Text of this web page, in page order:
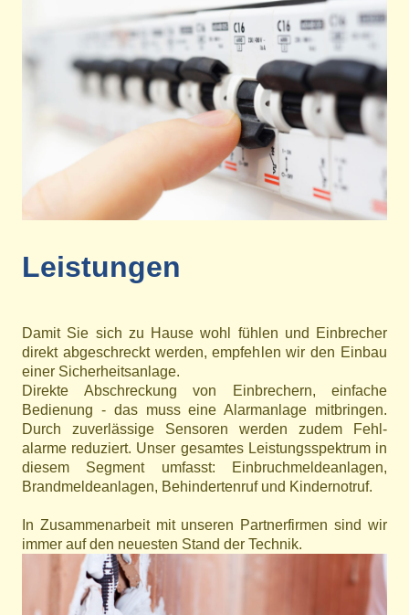
Leistungen
Damit Sie sich zu Hause wohl fühlen und Einbrecher
direkt abgeschreckt werden, empfehlen wir den Einbau
einer Sicherheitsanlage.
Direkte Abschreckung von Einbrechern, einfache
Bedienung - das muss eine Alarmanlage mitbringen.
Durch zuverlässige Sensoren werden zudem Fehl-
alarme reduziert. Unser gesamtes Leistungsspektrum in
diesem Segment umfasst: Einbruchmeldeanlagen,
Brandmeldeanlagen, Behindertenruf und Kindernotruf.
In Zusammenarbeit mit unseren Partnerfirmen sind wir
immer auf den neuesten Stand der Technik.